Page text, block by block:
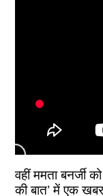
वहीं ममता बनर्जी
की बात’ में एक